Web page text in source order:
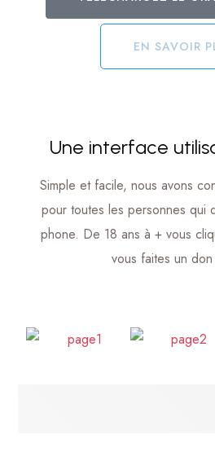
EN SAVOIR
Une interface
Simple et facile, nous avons
pour toutes les personnes qui
phone. De 18 ans à + vous
vous faites un